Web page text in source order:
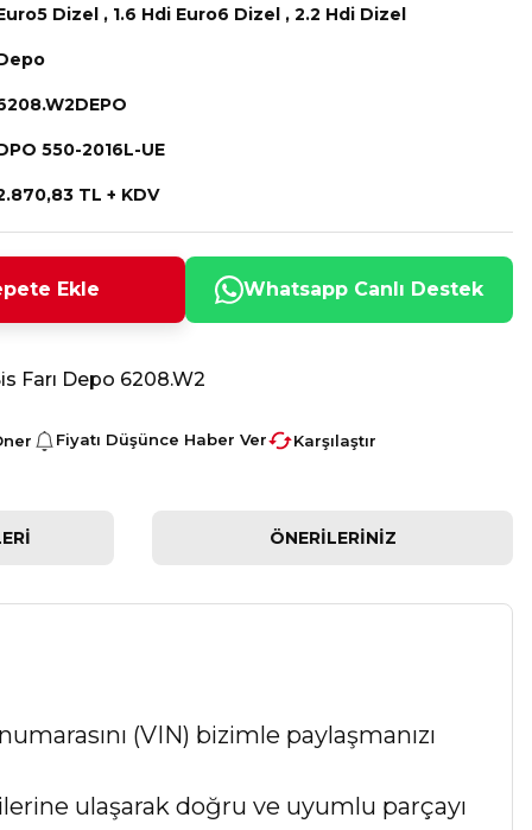
Dizel , 1.6 Hdi Euro6 Dizel , 2.2 Hdi Dizel
550-2016L-UE
TL + KDV
Ekle Whatsapp Canlı Destek
Farı Depo 6208.W2
Fiyatı Düşünce Haber Ver Karşılaştır
ÖNERILERINIZ
(VIN) bizimle paylaşmanızı
ulaşarak doğru ve uyumlu parçayı